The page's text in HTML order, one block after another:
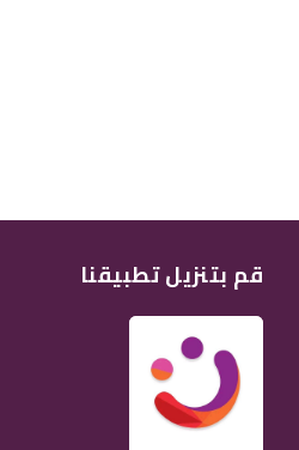
قم بتنزيل تطبيقنا